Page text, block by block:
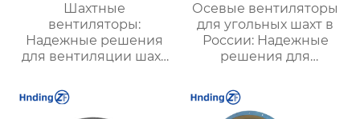
Шахтные
вентиляторы:
Надежные решения
для вентиляции шахт
| Купить с доставкой
Осевые вентиляторы
для угольных шахт в
России: Надежные
решения для
вентиляции и
безопасности